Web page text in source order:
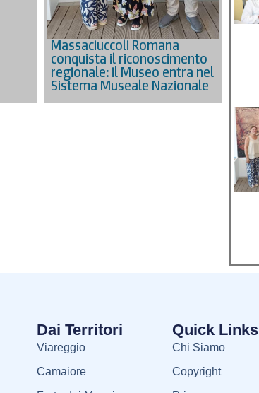
Massaciuccoli Romana
conquista il riconoscimento
regionale: il Museo entra nel
Sistema Museale Nazionale
Dai Territori
Viareggio
Camaiore
Quick Links
Chi Siamo
Copyright